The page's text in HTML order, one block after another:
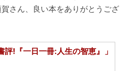
さん、良い本をありがとうござ
評!『一日一冊:人生の智恵』」